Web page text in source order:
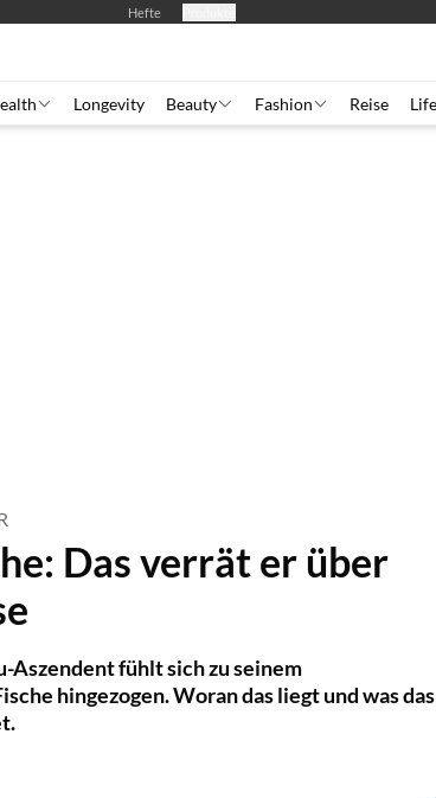
Hefte
Longevity Beauty Fashion Reise Life
Das verrät er über
fühlt sich zu seinem
hingezogen. Woran das liegt und was das